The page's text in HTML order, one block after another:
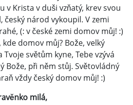
v Krista v duši vzňatý, krev svou
český národ vykoupil. V zemi
(: v české zemi domov můj! :)
domov můj? Bože, velký
světům kyne, Tebe vzývá
Bože, při něm stůj. Světovládný
vždy český domov můj! :)
milá,